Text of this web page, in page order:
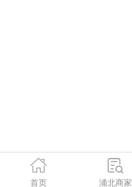
首页 浦北商家